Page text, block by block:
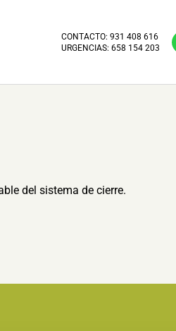
CONTACTO:931 408 616
URGENCIAS:658 154 203
del sistema de cierre.